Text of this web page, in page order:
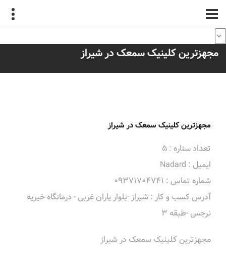
مجهزترین کلینیک سمعک در شیراز
مجهزترین کلینیک سمعک در شیراز
تعداد ستاره : 5
ایمیل : Nadard
شماره تماس : 09371704741
آدرس کسب و کار : شیراز -بلوار یاران غربی - درمانگاه خیریه
نرجس -طبقه 3
مجهزترین کلینیک سمعک در شیراز